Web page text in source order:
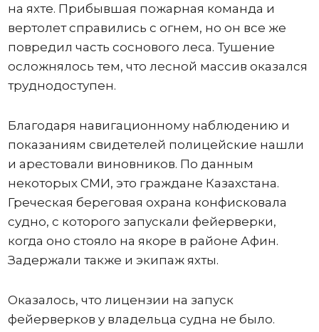
на яхте. Прибывшая пожарная команда и
вертолет справились с огнем, но он все же
повредил часть соснового леса. Тушение
осложнялось тем, что лесной массив оказался
труднодоступен.
Благодаря навигационному наблюдению и
показаниям свидетелей полицейские нашли
и арестовали виновников. По данным
некоторых СМИ, это граждане Казахстана.
Греческая береговая охрана конфисковала
судно, с которого запускали фейерверки,
когда оно стояло на якоре в районе Афин.
Задержали также и экипаж яхты.
Оказалось, что лицензии на запуск
фейерверков у владельца судна не было.